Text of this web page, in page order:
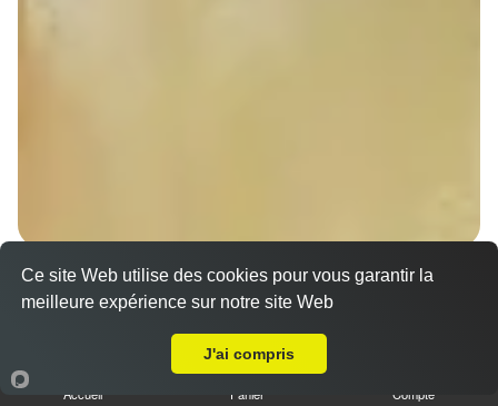
Sandwich döner poulet
7.00 €
Accueil Panier Compte
Ce site Web utilise des cookies pour vous garantir la
meilleure expérience sur notre site Web
J'ai compris